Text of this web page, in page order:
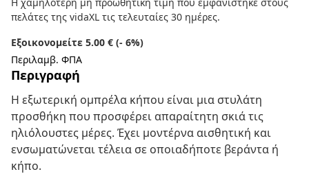
πελάτες της vidaXL τις τελευταίες 30 ημέρες.
Εξοικονομείτε 5.00 € (- 6%)
Περιλαμβ. ΦΠΑ
Περιγραφή
Η εξωτερική ομπρέλα κήπου είναι μια στυλάτη
προσθήκη που προσφέρει απαραίτητη σκιά τις
ηλιόλουστες μέρες. Έχει μοντέρνα αισθητική και
ενσωματώνεται τέλεια σε οποιαδήποτε βεράντα ή
κήπο.